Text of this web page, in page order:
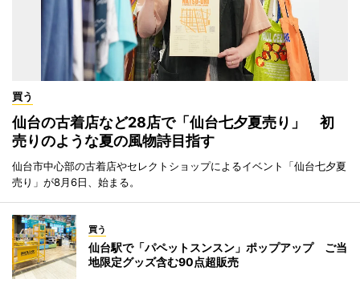
買う
仙台の古着店など28店で「仙台七夕夏売り」 初
売りのような夏の風物詩目指す
仙台市中心部の古着店やセレクトショップによるイベント「仙台七夕夏
売り」が8月6日、始まる。
買う
仙台駅で「パペットスンスン」ポップアップ ご当
地限定グッズ含む90点超販売